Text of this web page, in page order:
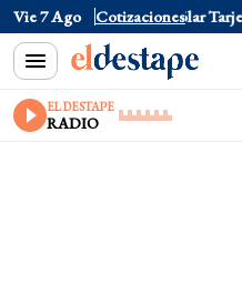
Vie 7 Ago Cotizaciones
Oficial $1520 Dólar Tarjeta
EL DESTAPE
RADIO